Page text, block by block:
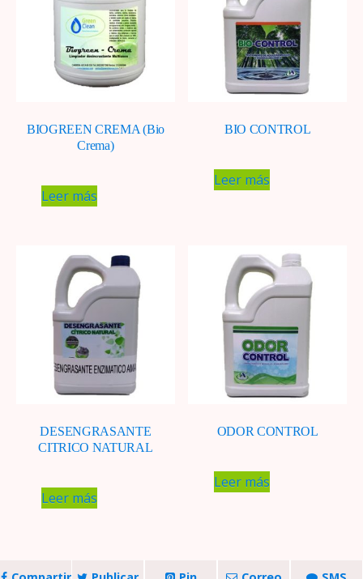
BIOGREEN CREMA (Bio
Crema)
Leer más
BIO CONTROL
Leer más
DESENGRASANTE
CITRICO NATURAL
Leer más
ODOR CONTROL
Leer más